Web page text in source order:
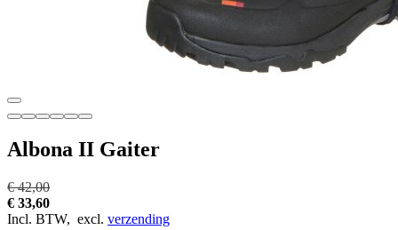
Albona II Gaiter
€ 42,00
€ 33,60
Incl. BTW, excl. verzending